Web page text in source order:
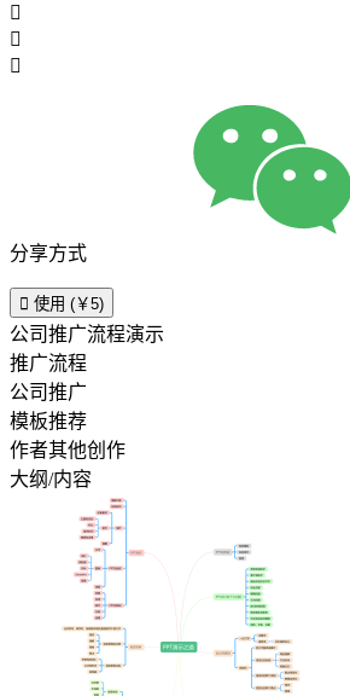



分享方式
 使用 (￥5)
公司推广流程演示
推广流程
公司推广
模板推荐
作者其他创作
大纲/内容